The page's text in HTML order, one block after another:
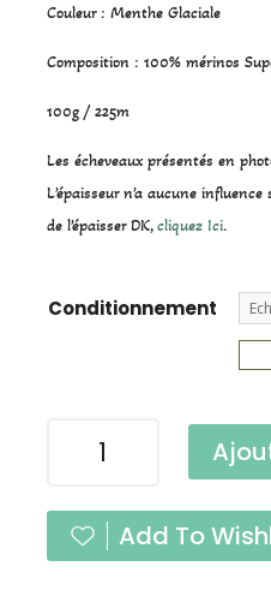
Couleur : Menthe Glaciale
Composition : 100% mérinos
100g / 225m
Les écheveaux présentés en
L’épaisseur n’a aucune
de l’épaisser DK,cliquez Ici.
Conditionnement
Menthe
Glaciale
Add To